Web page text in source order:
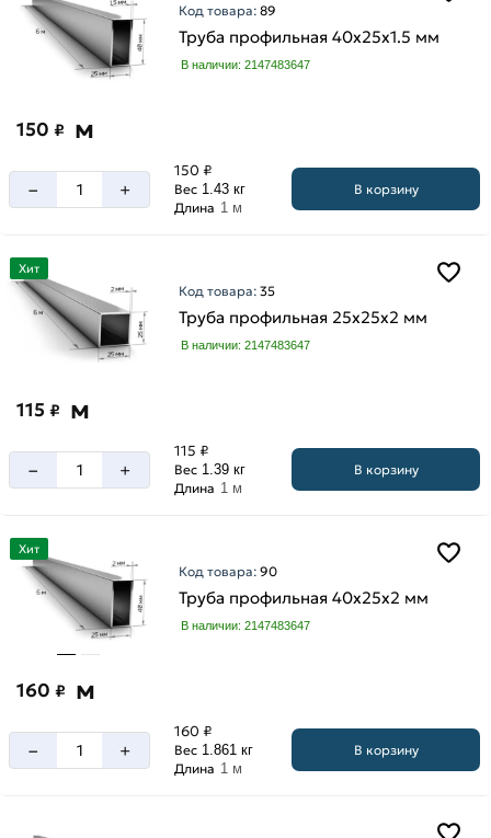
Код товара:89
Труба профильная 40х25х1.5 мм
В наличии: 2147483647
150 ₽ м
– +
150 ₽
Вес 1.43 кг
Длина 1 м
В корзину
Хит
Код товара:35
Труба профильная 25х25х2 мм
В наличии: 2147483647
115 ₽ м
– +
115 ₽
Вес 1.39 кг
Длина 1 м
В корзину
Хит
Код товара:90
Труба профильная 40х25х2 мм
В наличии: 2147483647
160 ₽ м
– +
160 ₽
Вес 1.861 кг
Длина 1 м
В корзину